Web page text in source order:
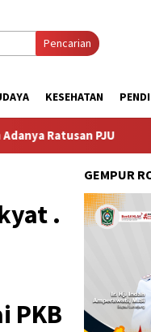
Pencarian
KESEHATAN
PJU Persiapan
.
PKB
GEMPUR